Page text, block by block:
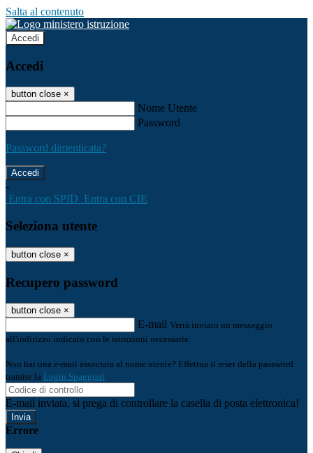
Salta al contenuto
Accedi
Accedi
button close ×
Nome Utente
Password
Password dimenticata?
-
Entra con SPID Entra con CIE
Seleziona utente
button close ×
Recupero password
button close ×
E-mail Verrà inviato un messaggio
all'indirizzo indicato con le istruzioni necessarie.
Non hai una e-mail associata al nome utente? Effettua il reset della password
tramite la Login Spaggiari
E-mail inviata, si prega di controllare la casella di posta elettronica!
Errore